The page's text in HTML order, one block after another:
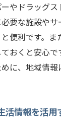
やドラッグ
要な施設や
便利です。
おくと安心
に、地域情
活情報を活用